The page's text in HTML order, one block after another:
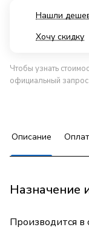
Нашли
Хочу скидку
Чтобы узнать
официальный
Описание
Назначение
Производится в